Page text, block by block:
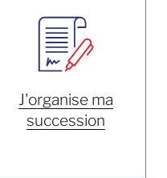
J'organise ma
succession